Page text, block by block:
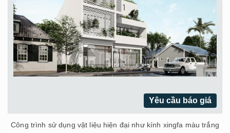
Yêu cầu báo giá
Công trình sử dụng vật liệu hiện đại như kính xingfa màu trắng